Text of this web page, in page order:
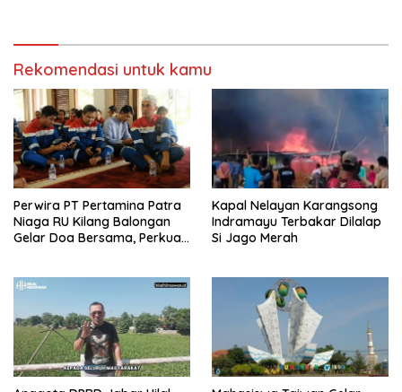
Rekomendasi untuk kamu
Perwira PT Pertamina Patra
Niaga RU Kilang Balongan
Gelar Doa Bersama, Perkuat
Kapal Nelayan Karangsong
Indramayu Terbakar Dilalap
Si Jago Merah